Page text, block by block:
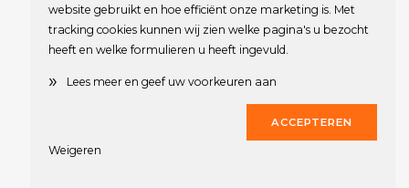
Reinders vs Sturhoofd 2&1
Luyer vs Boehlé 2 up
Westhof vs Van de Rhoer 4&2
Groepsapp EMGJ is opgestart
Sponsoren
website gebruikt en hoe efficiënt onze marketing is. Met
tracking cookies kunnen wij zien welke pagina's u bezocht
heeft en welke formulieren u heeft ingevuld.
» Lees meer en geef uw voorkeuren aan
ACCEPTEREN
Weigeren